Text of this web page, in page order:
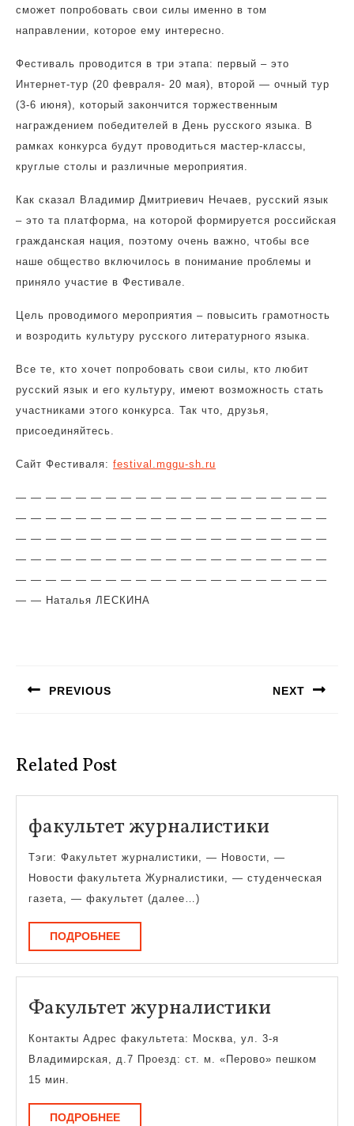
сможет попробовать свои силы именно в том
направлении, которое ему интересно.
Фестиваль проводится в три этапа: первый – это
Интернет-тур (20 февраля- 20 мая), второй — очный тур
(3-6 июня), который закончится торжественным
награждением победителей в День русского языка. В
рамках конкурса будут проводиться мастер-классы,
круглые столы и различные мероприятия.
Как сказал Владимир Дмитриевич Нечаев, русский язык
– это та платформа, на которой формируется российская
гражданская нация, поэтому очень важно, чтобы все
наше общество включилось в понимание проблемы и
приняло участие в Фестивале.
Цель проводимого мероприятия – повысить грамотность
и возродить культуру русского литературного языка.
Все те, кто хочет попробовать свои силы, кто любит
русский язык и его культуру, имеют возможность стать
участниками этого конкурса. Так что, друзья,
присоединяйтесь.
Сайт Фестиваля: festival.mggu-sh.ru
— — — — — — — — — — — — — — — — — — — — —
— — — — — — — — — — — — — — — — — — — — —
— — — — — — — — — — — — — — — — — — — — —
— — — — — — — — — — — — — — — — — — — — —
— — — — — — — — — — — — — — — — — — — — —
— — Наталья ЛЕСКИНА
записям
PREVIOUS NEXT
Related Post
факультет журналистики
Тэги: Факультет журналистики, — Новости, —
Новости факультета Журналистики, — студенческая
газета, — факультет (далее…)
ПОДРОБНЕЕПОДРОБНЕЕ
Факультет журналистики
Контакты Адрес факультета: Москва, ул. 3-я
Владимирская, д.7 Проезд: ст. м. «Перово» пешком
15 мин.
ПОДРОБНЕЕПОДРОБНЕЕ